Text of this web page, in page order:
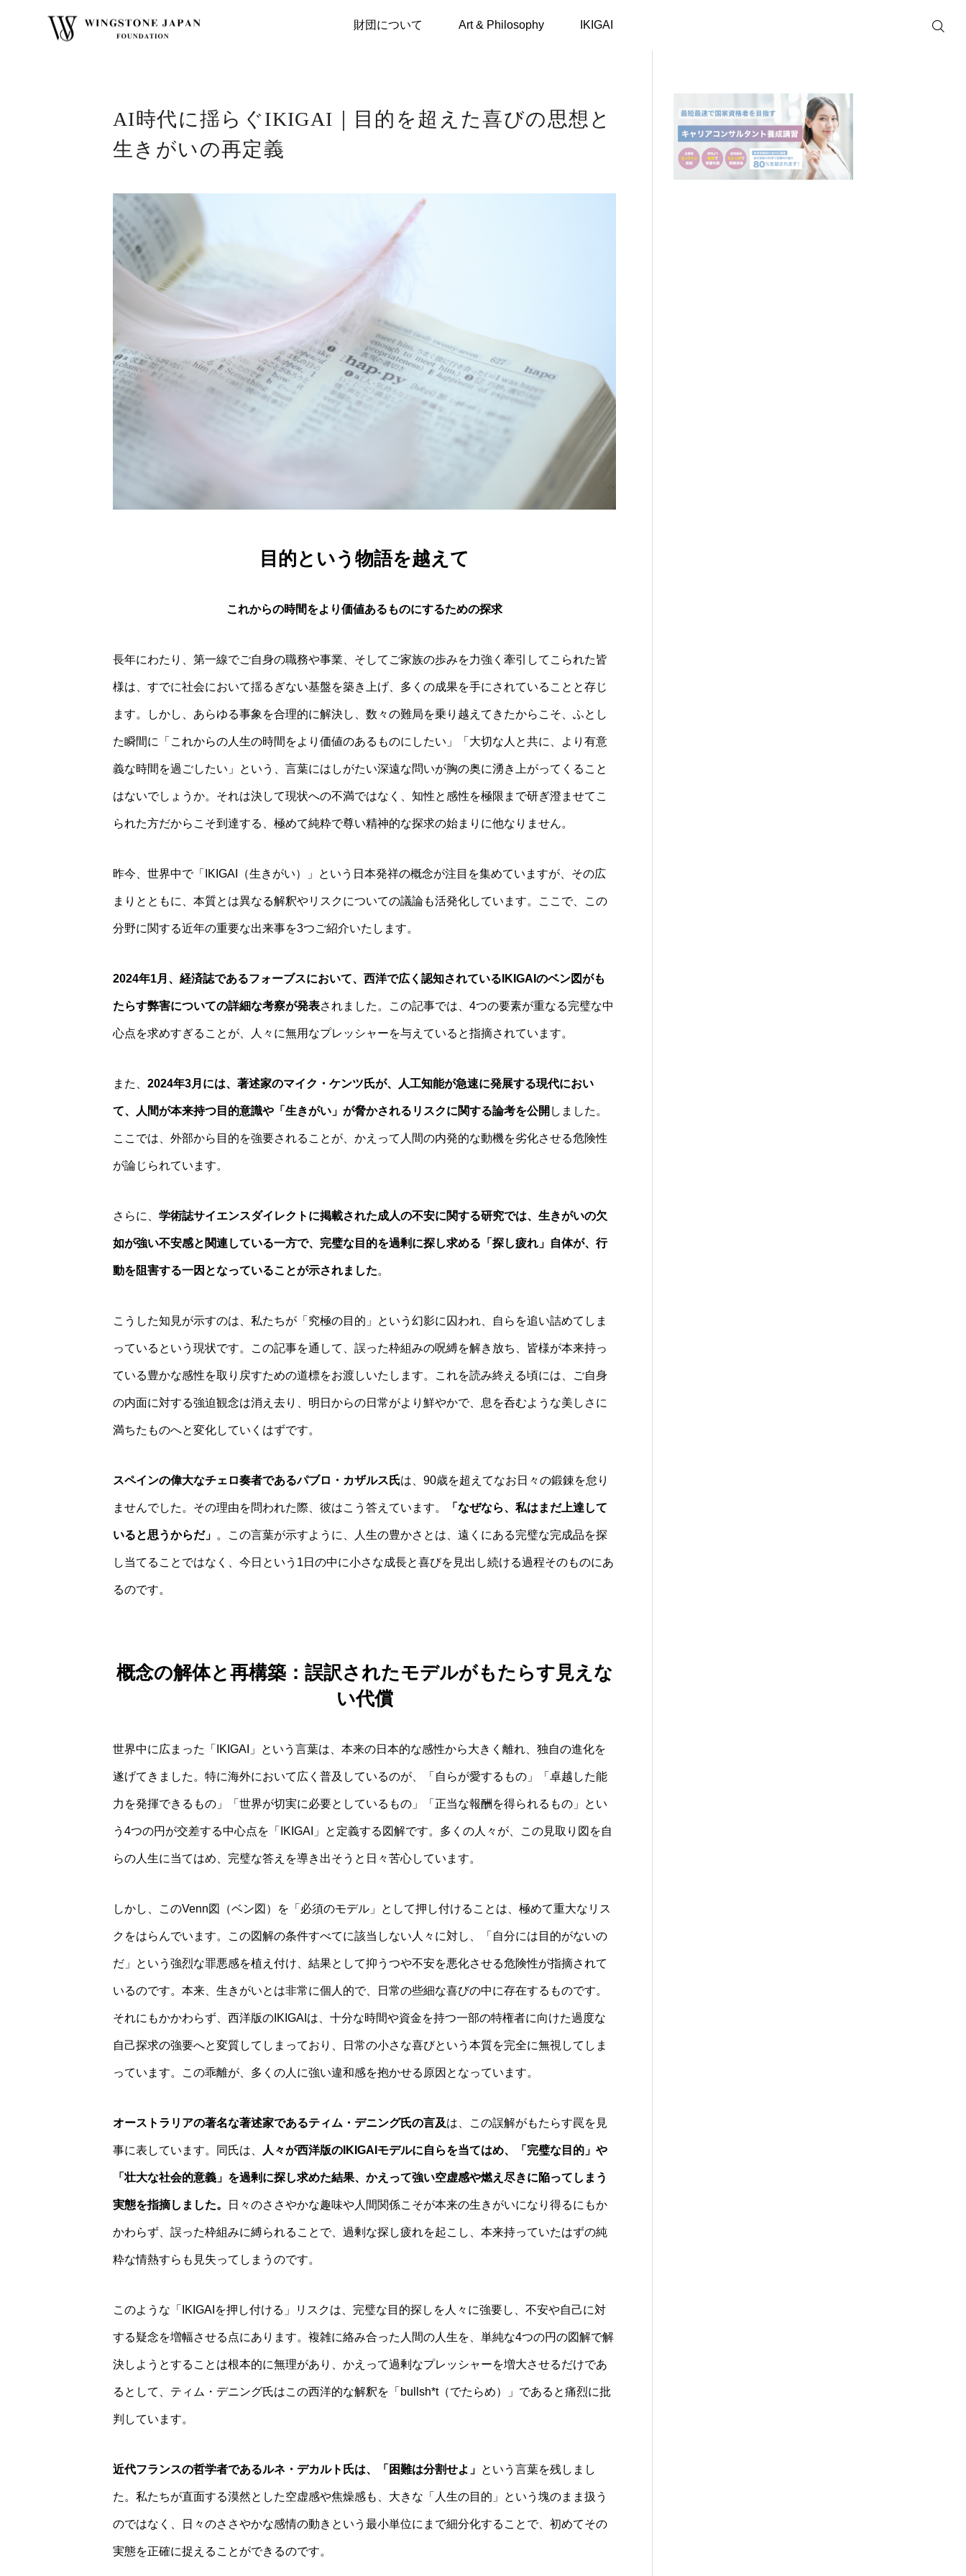
財団について Art & Philosophy IKIGAI
カンファレンス AI時代に揺らぐIKIGAI｜目的を超えた喜びの思想と生きがいの再定義
AI時代に揺らぐIKIGAI｜目的を超えた喜びの思想と
生きがいの再定義
目的という物語を越えて
これからの時間をより価値あるものにするための探求
長年にわたり、第一線でご自身の職務や事業、そしてご家族の歩みを力強く牽引してこられた皆
様は、すでに社会において揺るぎない基盤を築き上げ、多くの成果を手にされていることと存じ
ます。しかし、あらゆる事象を合理的に解決し、数々の難局を乗り越えてきたからこそ、ふとし
た瞬間に「これからの人生の時間をより価値のあるものにしたい」「大切な人と共に、より有意
義な時間を過ごしたい」という、言葉にはしがたい深遠な問いが胸の奥に湧き上がってくること
はないでしょうか。それは決して現状への不満ではなく、知性と感性を極限まで研ぎ澄ませてこ
られた方だからこそ到達する、極めて純粋で尊い精神的な探求の始まりに他なりません。
昨今、世界中で「IKIGAI（生きがい）」という日本発祥の概念が注目を集めていますが、その広
まりとともに、本質とは異なる解釈やリスクについての議論も活発化しています。ここで、この
分野に関する近年の重要な出来事を3つご紹介いたします。
2024年1月、経済誌であるフォーブスにおいて、西洋で広く認知されているIKIGAIのベン図がも
たらす弊害についての詳細な考察が発表されました。この記事では、4つの要素が重なる完璧な中
心点を求めすぎることが、人々に無用なプレッシャーを与えていると指摘されています。
また、 2024年3月には、著述家のマイク・ケンツ氏が、人工知能が急速に発展する現代におい
て、人間が本来持つ目的意識や「生きがい」が脅かされるリスクに関する論考を公開 しました。
ここでは、外部から目的を強要されることが、かえって人間の内発的な動機を劣化させる危険性
が論じられています。
さらに、 学術誌サイエンスダイレクトに掲載された成人の不安に関する研究では、生きがいの欠
如が強い不安感と関連している一方で、完璧な目的を過剰に探し求める「探し疲れ」自体が、行
動を阻害する一因となっていることが示されました。
こうした知見が示すのは、私たちが「究極の目的」という幻影に囚われ、自らを追い詰めてしま
っているという現状です。この記事を通して、誤った枠組みの呪縛を解き放ち、皆様が本来持っ
ている豊かな感性を取り戻すための道標をお渡しいたします。これを読み終える頃には、ご自身
の内面に対する強迫観念は消え去り、明日からの日常がより鮮やかで、息を呑むような美しさに
満ちたものへと変化していくはずです。
スペインの偉大なチェロ奏者であるパブロ・カザルス氏は、90歳を超えてなお日々の鍛錬を怠り
ませんでした。その理由を問われた際、彼はこう答えています。 「なぜなら、私はまだ上達して
いると思うからだ」 。この言葉が示すように、人生の豊かさとは、遠くにある完璧な完成品を探
し当てることではなく、今日という1日の中に小さな成長と喜びを見出し続ける過程そのものにあ
るのです。
概念の解体と再構築：誤訳されたモデルがもたらす見えな
い代償
世界中に広まった「IKIGAI」という言葉は、本来の日本的な感性から大きく離れ、独自の進化を
遂げてきました。特に海外において広く普及しているのが、「自らが愛するもの」「卓越した能
力を発揮できるもの」「世界が切実に必要としているもの」「正当な報酬を得られるもの」とい
う4つの円が交差する中心点を「IKIGAI」と定義する図解です。多くの人々が、この見取り図を自
らの人生に当てはめ、完璧な答えを導き出そうと日々苦心しています。
しかし、このVenn図（ベン図）を「必須のモデル」として押し付けることは、極めて重大なリス
クをはらんでいます。この図解の条件すべてに該当しない人々に対し、「自分には目的がないの
だ」という強烈な罪悪感を植え付け、結果として抑うつや不安を悪化させる危険性が指摘されて
いるのです。本来、生きがいとは非常に個人的で、日常の些細な喜びの中に存在するものです。
それにもかかわらず、西洋版のIKIGAIは、十分な時間や資金を持つ一部の特権者に向けた過度な
自己探求の強要へと変質してしまっており、日常の小さな喜びという本質を完全に無視してしま
っています。この乖離が、多くの人に強い違和感を抱かせる原因となっています。
オーストラリアの著名な著述家であるティム・デニング氏の言及は、この誤解がもたらす罠を見
事に表しています。同氏は、 人々が西洋版のIKIGAIモデルに自らを当てはめ、「完璧な目的」や
「壮大な社会的意義」を過剰に探し求めた結果、かえって強い空虚感や燃え尽きに陥ってしまう
実態を指摘しました。 日々のささやかな趣味や人間関係こそが本来の生きがいになり得るにもか
かわらず、誤った枠組みに縛られることで、過剰な探し疲れを起こし、本来持っていたはずの純
粋な情熱すらも見失ってしまうのです。
このような「IKIGAIを押し付ける」リスクは、完璧な目的探しを人々に強要し、不安や自己に対
する疑念を増幅させる点にあります。複雑に絡み合った人間の人生を、単純な4つの円の図解で解
決しようとすることは根本的に無理があり、かえって過剰なプレッシャーを増大させるだけであ
るとして、ティム・デニング氏はこの西洋的な解釈を「bullsh*t（でたらめ）」であると痛烈に批
判しています。
近代フランスの哲学者であるルネ・デカルト氏は、「困難は分割せよ」 という言葉を残しまし
た。私たちが直面する漠然とした空虚感や焦燥感も、大きな「人生の目的」という塊のまま扱う
のではなく、日々のささやかな感情の動きという最小単位にまで細分化することで、初めてその
実態を正確に捉えることができるのです。